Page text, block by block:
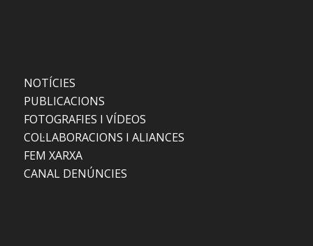
NOTÍCIES
PUBLICACIONS
FOTOGRAFIES I VÍDEOS
COL·LABORACIONS I ALIANCES
FEM XARXA
CANAL DENÚNCIES